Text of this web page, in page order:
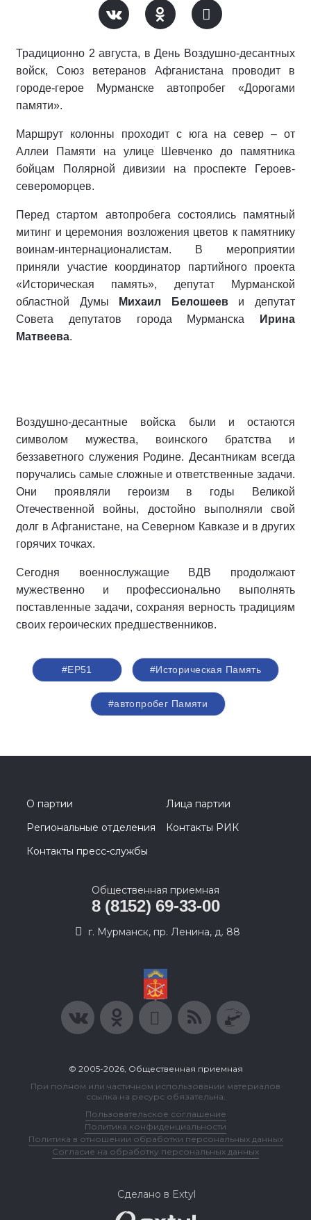
Традиционно 2 августа, в День Воздушно-десантных
войск, Союз ветеранов Афганистана проводит в
городе-герое Мурманске автопробег «Дорогами
памяти».
Маршрут колонны проходит с юга на север – от
Аллеи Памяти на улице Шевченко до памятника
бойцам Полярной дивизии на проспекте Героев-
североморцев.
Перед стартом автопробега состоялись памятный
митинг и церемония возложения цветов к памятнику
воинам-интернационалистам. В мероприятии
приняли участие координатор партийного проекта
«Историческая память», депутат Мурманской
областной Думы
Михаил Белошееви депутат
Совета депутатов города Мурманска
Ирина
Матвеева.
Воздушно-десантные войска были и остаются
символом мужества, воинского братства и
беззаветного служения Родине. Десантникам всегда
поручались самые сложные и ответственные задачи.
Они проявляли героизм в годы Великой
Отечественной войны, достойно выполняли свой
долг в Афганистане, на Северном Кавказе и в других
горячих точках.
Сегодня военнослужащие ВДВ продолжают
мужественно и профессионально выполнять
поставленные задачи, сохраняя верность традициям
своих героических предшественников.
#ЕР51 #Историческая Память
#автопробег Памяти
О партии
Лица партии
Региональные отделения
Контакты РИК
Контакты пресс-службы
Общественная приемная
8 (8152) 69-33-00
г. Мурманск, пр. Ленина, д. 88
© 2005-2026, Общественная приемная
При полном или частичном использовании материалов
ссылка на ресурс обязательна.
Пользовательское соглашение
Политика конфиденциальности
Политика в отношении обработки персональных данных
Согласие на обработку персональных данных
Сделано в Extyl